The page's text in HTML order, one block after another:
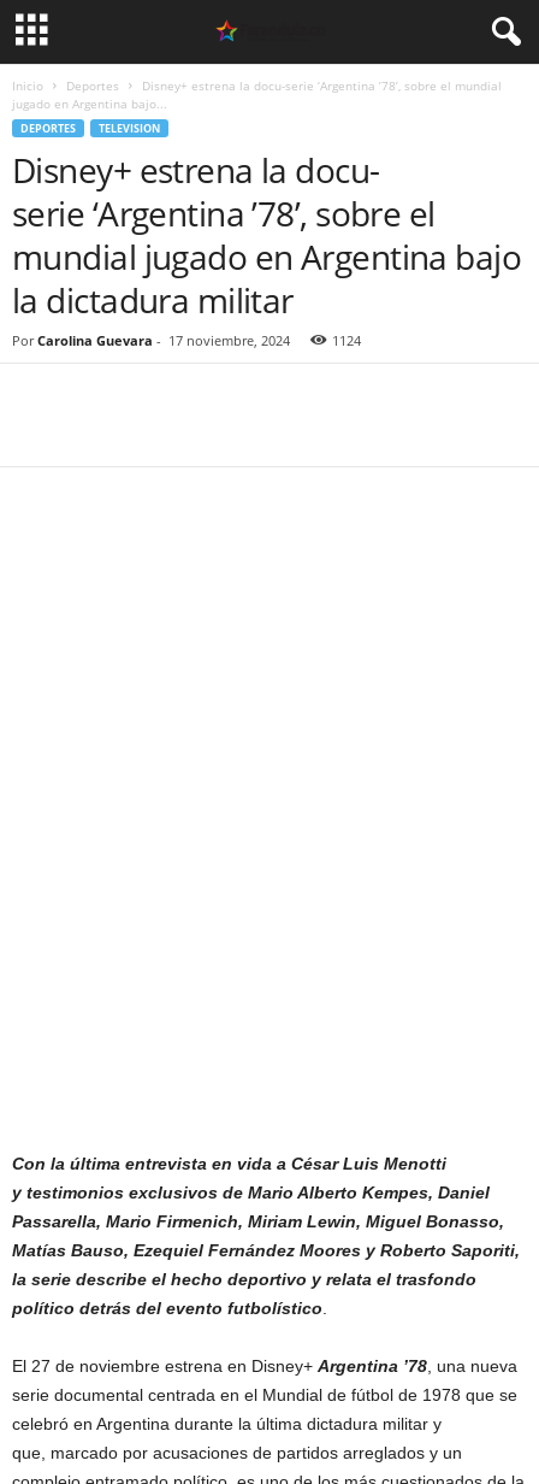
Inicio Deportes
Disney+ estrena la docu-serie ‘Argentina ’78’, sobre el mundial
jugado en Argentina bajo...
DEPORTES TELEVISION
Disney+ estrena la docu-
serie ‘Argentina ’78’, sobre el
mundial jugado en Argentina bajo
la dictadura militar
Por Carolina Guevara - 17 noviembre, 2024 1124
Con la última entrevista en vida a César Luis Menotti
y testimonios exclusivos de Mario Alberto Kempes, Daniel
Passarella, Mario Firmenich, Miriam Lewin, Miguel Bonasso,
Matías Bauso, Ezequiel Fernández Moores y Roberto Saporiti,
la serie describe el hecho deportivo y relata el trasfondo
político detrás del evento futbolístico
El 27 de noviembre estrena en Disney+ Argentina ’78 , una nueva
serie documental centrada en el Mundial de fútbol de 1978 que se
celebró en Argentina durante la última dictadura militar y
que, marcado por acusaciones de partidos arreglados y un